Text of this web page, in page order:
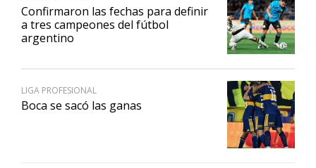
Confirmaron las fechas para definir
a tres campeones del fútbol
argentino
LIGA PROFESIONAL
Boca se sacó las ganas